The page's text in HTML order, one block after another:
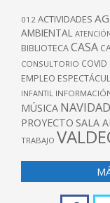
012 ACTIVIDADES
AMBIENTAL
BIBLIOTECACASA
CONSULTORIO COVID
EMPLEO
INFANTIL
MÚSICA NAVIDAD
PROYECTO SALA
TRABAJO